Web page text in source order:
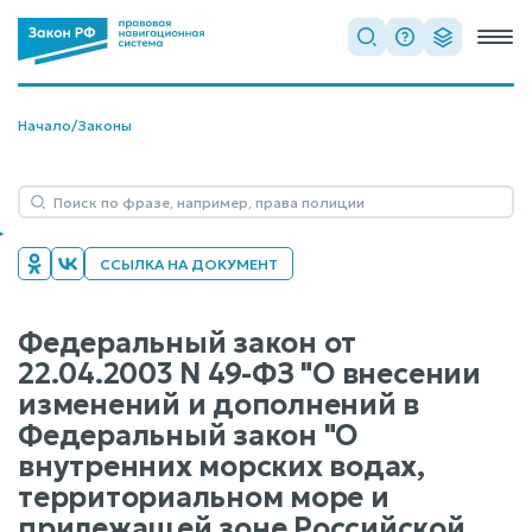
Начало/Законы
ССЫЛКА НА ДОКУМЕНТ
Федеральный закон от
22.04.2003 N 49-ФЗ "О внесении
изменений и дополнений в
Федеральный закон "О
внутренних морских водах,
территориальном море и